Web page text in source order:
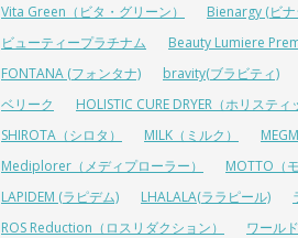
Vita Green（ビタ・グリーン）
Bienargy (ビ
ビューティープラチナム
Beauty Lumiere
FONTANA (フォンタナ)
bravity(ブラビティ)
ベリーク
HOLISTIC CURE DRYER（ホリスティ
SHIROTA（シロタ）
MILK（ミルク）
Mediplorer（メディプローラー）
MOTTO（
LAPIDEM (ラピデム)
LHALALA(ララピール)
ROS Reduction（ロスリダクション）
ワール